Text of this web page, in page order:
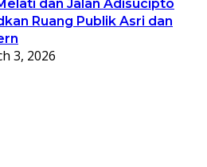
dan Jalan Adisucipto
Ruang Publik Asri dan
3, 2026